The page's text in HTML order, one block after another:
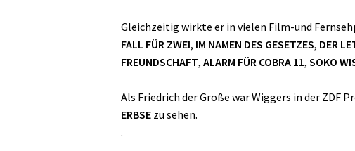
Gleichzeitig wirkte er in vielen Film-und
FALL FÜR ZWEI, IM NAMEN DES GESETZES, DER
FREUNDSCHAFT, ALARM FÜR COBRA 11, SOKO
Als Friedrich der Große war Wiggers in der ZDF
ERBSE zu sehen.
.